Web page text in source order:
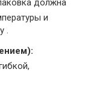
должна
и
.